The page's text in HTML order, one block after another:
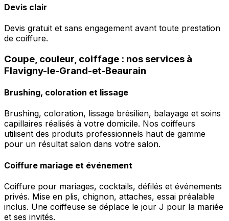
Devis clair
Devis gratuit et sans engagement avant toute prestation
de coiffure.
Coupe, couleur, coiffage : nos services à
Flavigny-le-Grand-et-Beaurain
Brushing, coloration et lissage
Brushing, coloration, lissage brésilien, balayage et soins
capillaires réalisés à votre domicile. Nos coiffeurs
utilisent des produits professionnels haut de gamme
pour un résultat salon dans votre salon.
Coiffure mariage et événement
Coiffure pour mariages, cocktails, défilés et événements
privés. Mise en plis, chignon, attaches, essai préalable
inclus. Une coiffeuse se déplace le jour J pour la mariée
et ses invités.